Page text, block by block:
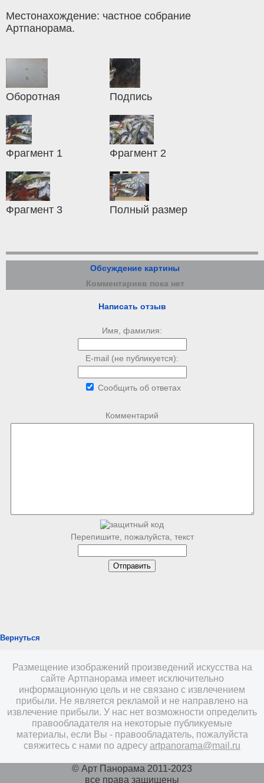
Местонахождение: частное собрание
Артпанорама.
Оборотная Подпись
Фрагмент 1 Фрагмент 2
Фрагмент 3 Полный размер
Обсуждение картины
Комментариев пока нет
Написать отзыв
Имя, фамилия:
E-mail (не публикуется):
Сообщить об ответах
Комментарий
Перепишите, пожалуйста, текст
Вернуться
Размещение изображений произведений искусства на
сайте Артпанорама имеет исключительно
информационную цель и не связано с извлечением
прибыли. Не является рекламой и не направлено на
извлечение прибыли. У нас нет возможности определить
правообладателя на некоторые публикуемые
материалы, если Вы - правообладатель, пожалуйста
свяжитесь с нами по адресу artpanorama@mail.ru
© Арт Панорама 2011-2023
все права защищены